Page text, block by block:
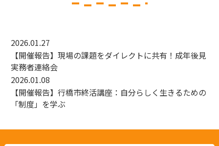
2026.01.27
【開催報告】現場の課題をダイレクトに共有！成年後見
実務者連絡会
2026.01.08
【開催報告】行橋市終活講座：自分らしく生きるための
「制度」を学ぶ